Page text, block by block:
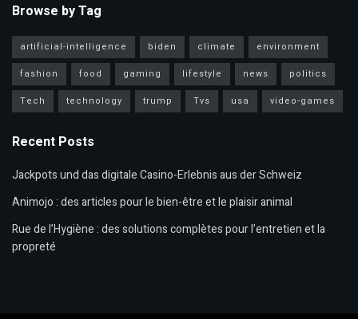
Browse by Tag
artificial-intelligence biden climate
environment
fashion
food gaming lifestyle news
politics
Tech
technology trump Tvs usa video-games
Recent Posts
Jackpots und das digitale Casino-Erlebnis aus der Schweiz
Animojo : des articles pour le bien-être et le plaisir animal
Rue de l’Hygiène : des solutions complètes pour l’entretien et la
propreté